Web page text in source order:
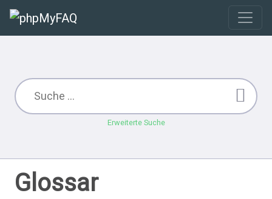
Erweiterte Suche
Glossar